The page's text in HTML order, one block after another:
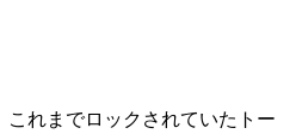
これまでロックされていたトー